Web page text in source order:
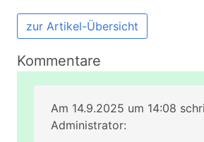
zur Artikel-Übersicht
Kommentare
Am 14.9.2025 um 14:08
Administrator: